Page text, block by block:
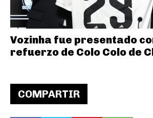
COMPARTIR
Vozinha fue presentado
refuerzo de Colo Colo de